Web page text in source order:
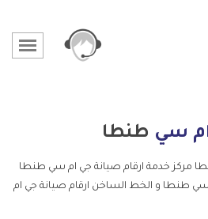
سي طنطا
مركز خدمة ارقام صيانة جي ام سي طنطا
سي طنطا و الخط الساخن ارقام صيانة جي ام